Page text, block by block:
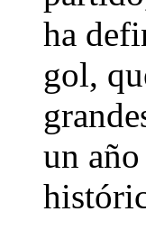
ha
gol,
un